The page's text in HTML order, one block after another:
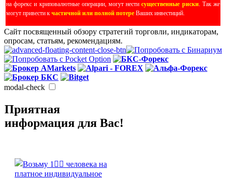
на форекс и криповалютные операции, могут нестисущественные риски. Так же
могут привести к частичной или полной потере Ваших инвестиций.
Сайт посвященный обзору стратегий торговли, индикаторам,
опросам, статьям, рекомендациям.
modal-check
Приятная
информация для Вас!